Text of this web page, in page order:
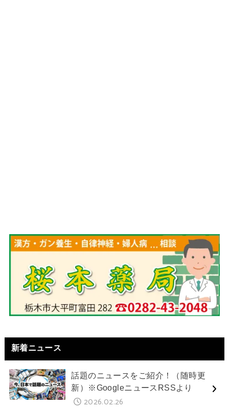
新着ニュース
話題のニュースをご紹介！（随時更
新）※GoogleニュースRSSより
2026.02.26